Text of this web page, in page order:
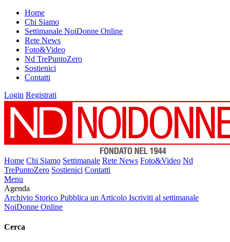
Home
Chi Siamo
Settimanale NoiDonne Online
Rete News
Foto&Video
Nd TrePuntoZero
Sostienici
Contatti
Login Registrati
Home Chi Siamo Settimanale Rete News Foto&Video Nd
TrePuntoZero Sostienici Contatti
Menu
Agenda
Archivio Storico Pubblica un Articolo Iscriviti al settimanale
NoiDonne Online
Cerca